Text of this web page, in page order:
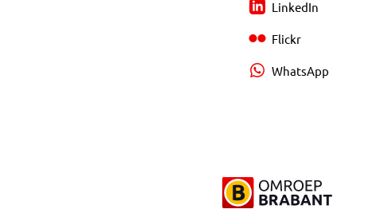
LinkedIn
Flickr
WhatsApp